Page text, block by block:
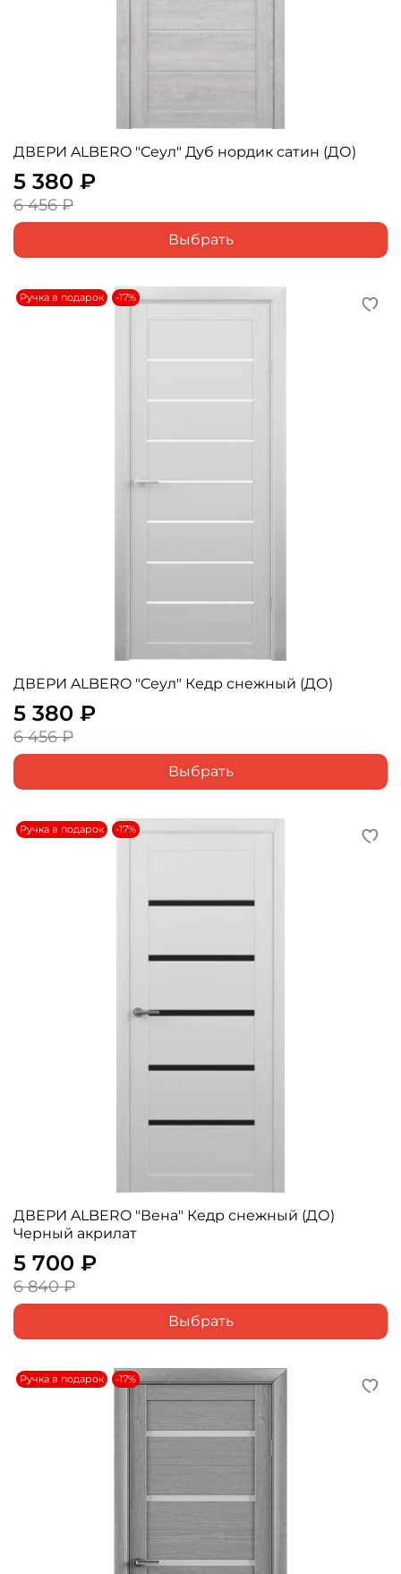
ДВЕРИ ALBERO "Сеул" Дуб нордик сатин (ДО)
5 380 ₽
6 456 ₽
Выбрать
Ручка в подарок -17%
ДВЕРИ ALBERO "Сеул" Кедр снежный (ДО)
5 380 ₽
6 456 ₽
Выбрать
Ручка в подарок -17%
ДВЕРИ ALBERO "Вена" Кедр снежный (ДО)
Черный акрилат
5 700 ₽
6 840 ₽
Выбрать
Ручка в подарок -17%